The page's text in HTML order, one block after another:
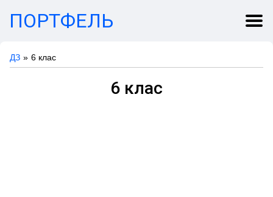
ПОРТФЕЛЬ
ДЗ 6 клас
6 клас